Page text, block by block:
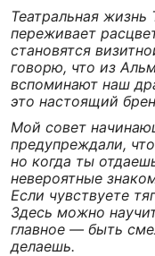
Театральная жизнь
переживает
становятся
говорю, что из
вспоминают наш
это настоящий
Мой совет
предупреждали,
но когда ты
невероятные
Если чувствуете
Здесь можно
главное — быть
делаешь.